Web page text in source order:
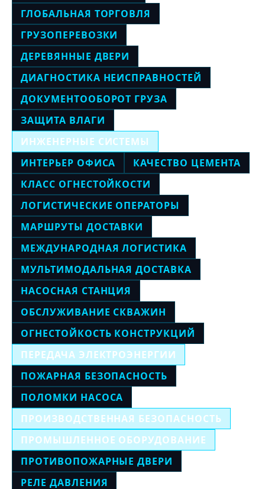
ГЛОБАЛЬНАЯ ТОРГОВЛЯ
ГРУЗОПЕРЕВОЗКИ
ДЕРЕВЯННЫЕ ДВЕРИ
ДИАГНОСТИКА НЕИСПРАВНОСТЕЙ
ДОКУМЕНТООБОРОТ ГРУЗА
ЗАЩИТА ВЛАГИ
ИНЖЕНЕРНЫЕ СИСТЕМЫ
ИНТЕРЬЕР ОФИСА
КАЧЕСТВО ЦЕМЕНТА
КЛАСС ОГНЕСТОЙКОСТИ
ЛОГИСТИЧЕСКИЕ ОПЕРАТОРЫ
МАРШРУТЫ ДОСТАВКИ
МЕЖДУНАРОДНАЯ ЛОГИСТИКА
МУЛЬТИМОДАЛЬНАЯ ДОСТАВКА
НАСОСНАЯ СТАНЦИЯ
ОБСЛУЖИВАНИЕ СКВАЖИН
ОГНЕСТОЙКОСТЬ КОНСТРУКЦИЙ
ПЕРЕДАЧА ЭЛЕКТРОЭНЕРГИИ
ПОЖАРНАЯ БЕЗОПАСНОСТЬ
ПОЛОМКИ НАСОСА
ПРОИЗВОДСТВЕННАЯ БЕЗОПАСНОСТЬ
ПРОМЫШЛЕННОЕ ОБОРУДОВАНИЕ
ПРОТИВОПОЖАРНЫЕ ДВЕРИ
РЕЛЕ ДАВЛЕНИЯ